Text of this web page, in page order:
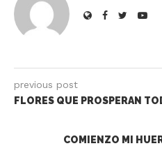
previous post
FLORES QUE PROSPERAN
COMIENZO MI